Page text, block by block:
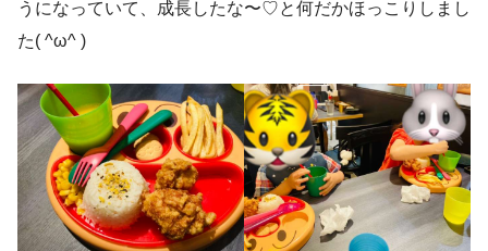
うになっていて、成長したな〜♡と何だかほっこりしまし
た( ^ω^ )